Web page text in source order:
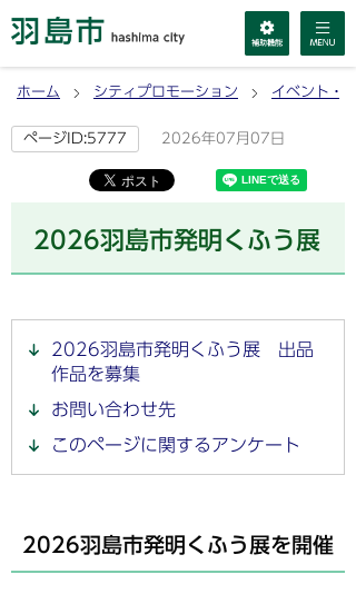
ホーム シティプロモーション イベント・行
ページID:5777 2026年07月07日
2026羽島市発明くふう展
2026羽島市発明くふう展 出品
作品を募集
お問い合わせ先
このページに関するアンケート
2026羽島市発明くふう展を開催